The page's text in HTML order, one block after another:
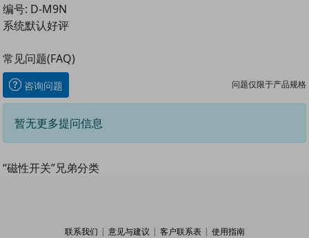
编号: D-M9N
系统默认好评
常见问题(FAQ)
咨询问题 问题仅限于产品规格
暂无更多提问信息
“磁性开关”兄弟分类
联系我们 | 意见与建议 | 客户联系表 | 使用指南